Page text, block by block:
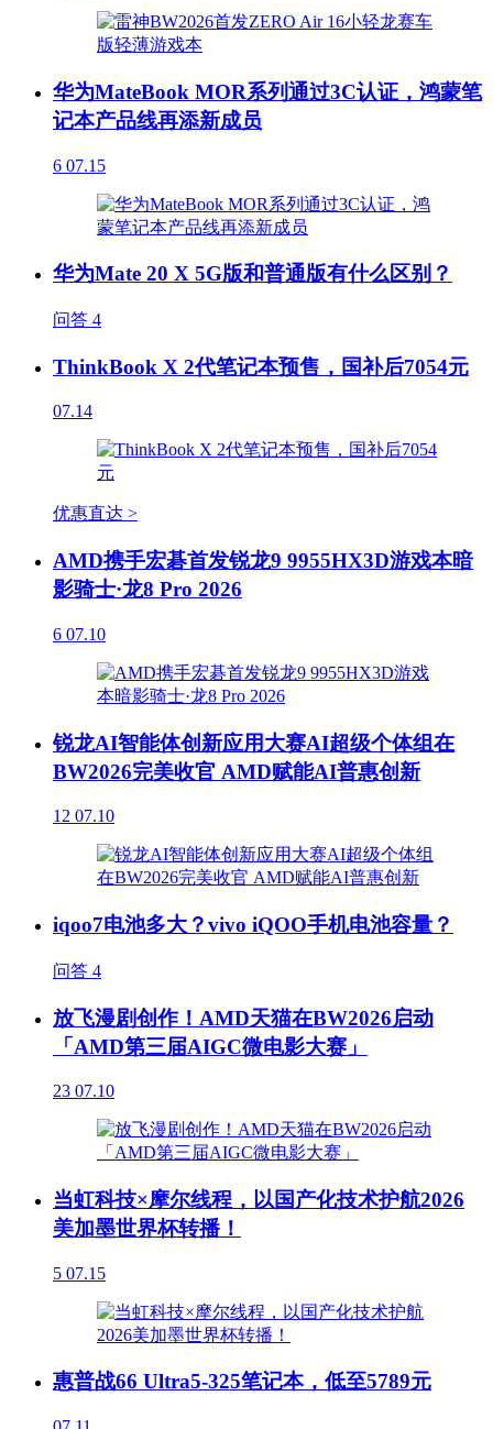
华为MateBook MOR系列通过3C认证，鸿蒙笔
记本产品线再添新成员
6 07.15
华为Mate 20 X 5G版和普通版有什么区别？
问答 4
ThinkBook X 2代笔记本预售，国补后7054元
07.14
优惠直达 >
AMD携手宏碁首发锐龙9 9955HX3D游戏本暗
影骑士·龙8 Pro 2026
6 07.10
锐龙AI智能体创新应用大赛AI超级个体组在
BW2026完美收官 AMD赋能AI普惠创新
12 07.10
iqoo7电池多大？vivo iQOO手机电池容量？
问答 4
放飞漫剧创作！AMD天猫在BW2026启动
「AMD第三届AIGC微电影大赛」
23 07.10
当虹科技×摩尔线程，以国产化技术护航2026
美加墨世界杯转播！
5 07.15
惠普战66 Ultra5-325笔记本，低至5789元